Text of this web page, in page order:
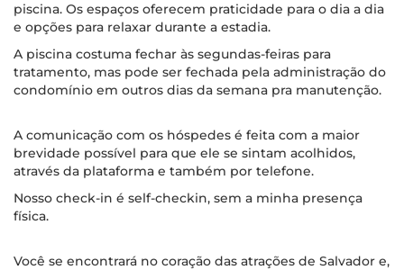
piscina. Os espaços oferecem praticidade para o dia a dia
e opções para relaxar durante a estadia.
A piscina costuma fechar às segundas-feiras para
tratamento, mas pode ser fechada pela administração do
condomínio em outros dias da semana pra manutenção.
A comunicação com os hóspedes é feita com a maior
brevidade possível para que ele se sintam acolhidos,
através da plataforma e também por telefone.
Nosso check-in é self-checkin, sem a minha presença
física.
Você se encontrará no coração das atrações de Salvador e,